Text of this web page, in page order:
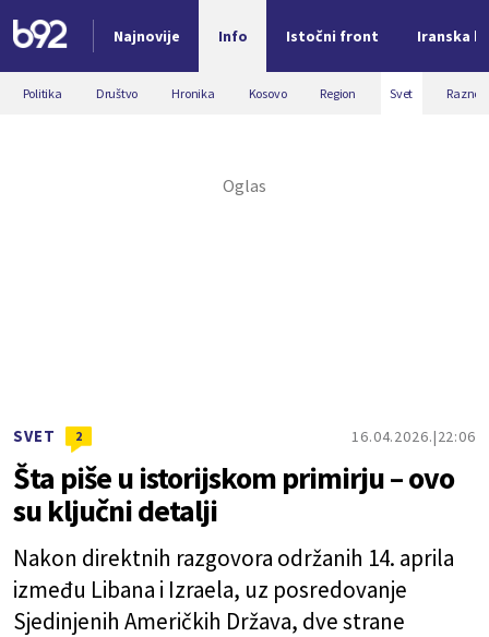
Najnovije Info Istočni front Iranska
Nova vest
Politika Društvo Hronika Kosovo Region Svet Razno
SVET 2 16.04.2026. 22:06
Šta piše u istorijskom primirju – ovo
su ključni detalji
Nakon direktnih razgovora održanih 14. aprila
između Libana i Izraela, uz posredovanje
Sjedinjenih Američkih Država, dve strane